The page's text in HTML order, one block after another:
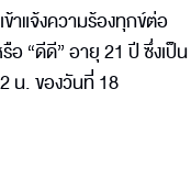
าแจ้งความร้องทุกข์ต่อ
“ดีดี” อายุ 21 ปี ซึ่งเป็น
น. ของวันที่ 18